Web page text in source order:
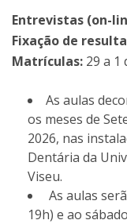
Entrevistas (on-
Fixação de
Matrículas: 29 a 1
As aulas
os meses de
2026, nas
Dentária da
Viseu.
As aulas
19h) e ao